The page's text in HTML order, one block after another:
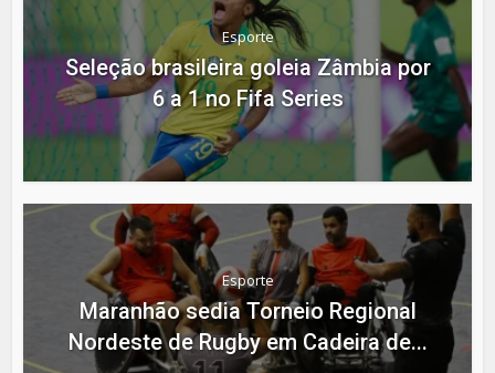
Esporte
Seleção brasileira goleia Zâmbia por
6 a 1 no Fifa Series
Esporte
Maranhão sedia Torneio Regional
Nordeste de Rugby em Cadeira de...